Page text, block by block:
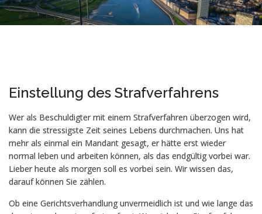
Einstellung des Strafverfahrens
Wer als Beschuldigter mit einem Strafverfahren überzogen wird,
kann die stressigste Zeit seines Lebens durchmachen. Uns hat
mehr als einmal ein Mandant gesagt, er hätte erst wieder
normal leben und arbeiten können, als das endgültig vorbei war.
Lieber heute als morgen soll es vorbei sein. Wir wissen das,
darauf können Sie zählen.
Ob eine Gerichtsverhandlung unvermeidlich ist und wie lange das